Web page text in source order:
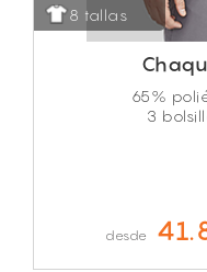
8 tallas
65%
3
desde